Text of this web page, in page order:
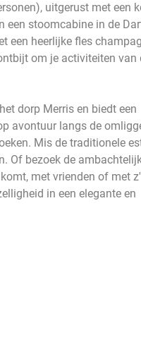
uitgerust met een
een stoomcabine in de
een heerlijke fles
om je activiteiten van
dorp Merris en biedt een
avontuur langs de
Mis de traditionele
Of bezoek de
met vrienden of met
in een elegante en